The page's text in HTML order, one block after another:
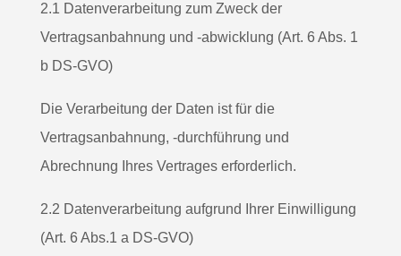
2.1 Datenverarbeitung zum Zweck der
Vertragsanbahnung und -abwicklung (Art. 6 Abs. 1
b DS-GVO)
Die Verarbeitung der Daten ist für die
Vertragsanbahnung, -durchführung und
Abrechnung Ihres Vertrages erforderlich.
2.2 Datenverarbeitung aufgrund Ihrer Einwilligung
(Art. 6 Abs.1 a DS-GVO)